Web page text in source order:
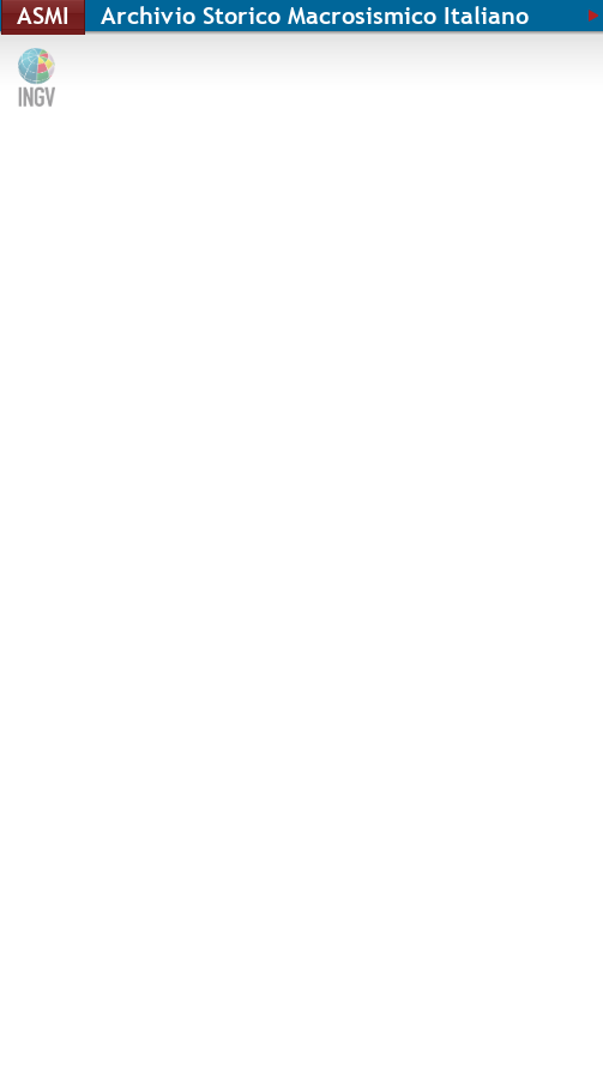
ASMI Archivio Storico Macrosismico Italiano